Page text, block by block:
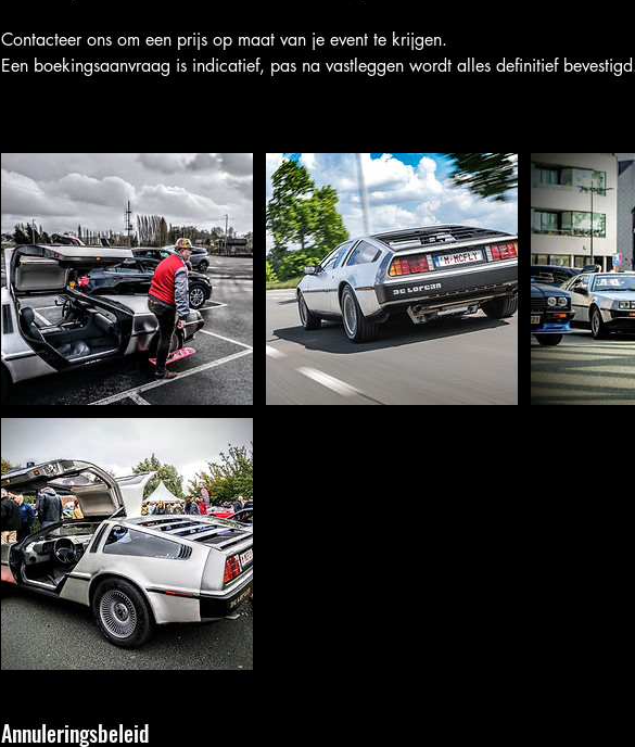
Contacteer ons om een prijs op maat van je event te krijgen.
Een boekingsaanvraag is indicatief, pas na vastleggen wordt alles definitief
Annuleringsbeleid